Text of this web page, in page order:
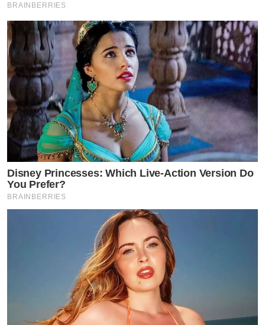
BRAINBERRIES
Disney Princesses: Which Live-Action Version Do
You Prefer?
BRAINBERRIES